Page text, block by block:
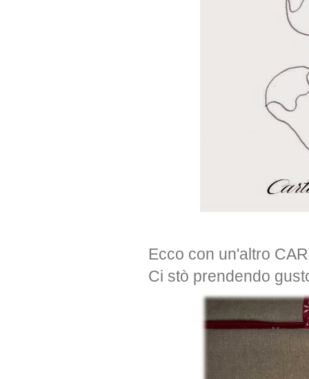
Ecco con un'altro
Ci stò prendendo